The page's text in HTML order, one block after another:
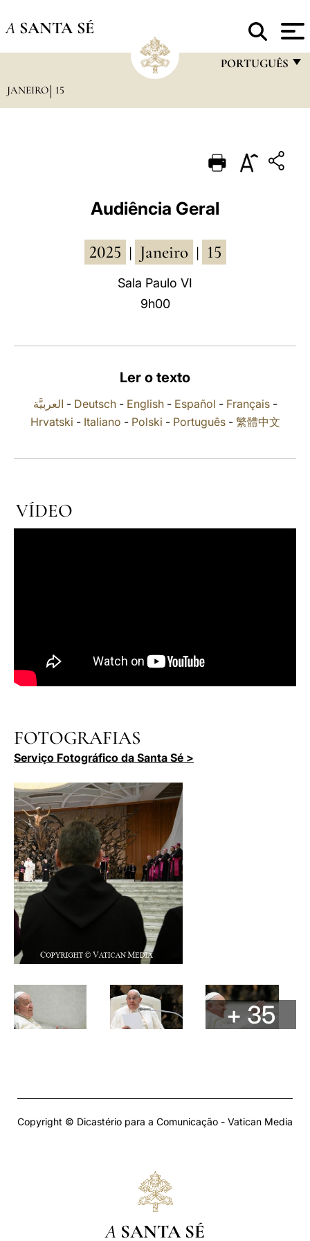
A SANTA SÉ
PORTUGUÊS
PORTUGUÊS
POLSKI
JANEIRO 15
Audiência Geral
2025 Janeiro 15
Sala Paulo VI
9h00
Ler o texto
العربيَّة - Deutsch- English- Español - Français-
Hrvatski - Italiano - Polski - Português- 繁體中文
VÍDEO
FOTOGRAFIAS
Serviço Fotográfico da Santa Sé >
+ 35
Copyright © Dicastério para a Comunicação - Vatican Media
A SANTA SÉ